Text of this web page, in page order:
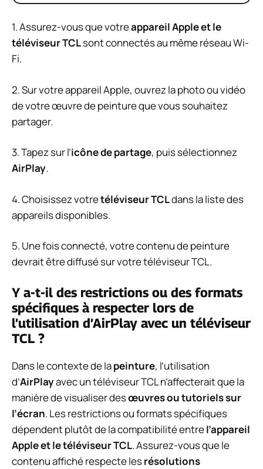
1. Assurez-vous que votreappareil Apple et le
téléviseur TCLsont connectés au même réseau Wi-
Fi.
2. Sur votre appareil Apple, ouvrez la photo ou vidéo
de votre œuvre de peinture que vous souhaitez
partager.
3. Tapez sur l’icône de partage, puis sélectionnez
AirPlay.
4. Choisissez votretéléviseur TCLdans la liste des
appareils disponibles.
5. Une fois connecté, votre contenu de peinture
devrait être diffusé sur votre téléviseur TCL.
Y a-t-il des restrictions ou des formats
spécifiques à respecter lors de
l’utilisation d’AirPlay avec un téléviseur
TCL ?
Dans le contexte de lapeinture, l’utilisation
d’AirPlayavec un téléviseur TCL n’affecterait que la
manière de visualiser desœuvres ou tutoriels sur
l’écran. Les restrictions ou formats spécifiques
dépendent plutôt de la compatibilité entrel’appareil
Apple et le téléviseur TCL. Assurez-vous que le
contenu affiché respecte lesrésolutions